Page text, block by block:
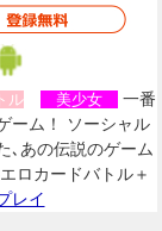
ル 美少女
一番
ーム！ ソーシャル
､あの伝説のゲーム
ロカードバトル＋
レイ